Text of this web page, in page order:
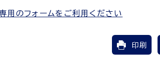
のフォームをご利用ください
印刷